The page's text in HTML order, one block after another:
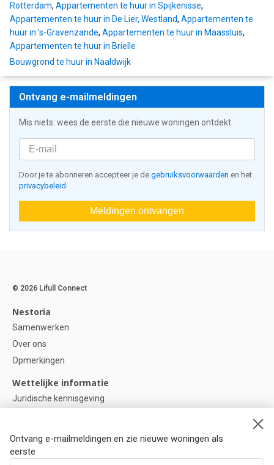
Rotterdam, Appartementen te huur in Spijkenisse,
Appartementen te huur in De Lier, Westland, Appartementen te
huur in 's-Gravenzande, Appartementen te huur in Maassluis,
Appartementen te huur in Brielle
Bouwgrond te huur in Naaldwijk
Ontvang e-mailmeldingen
Mis niets: wees de eerste die nieuwe woningen ontdekt
Door je te abonneren accepteer je de gebruiksvoorwaarden en het
privacybeleid
Meldingen ontvangen
Ontvang e-mailmeldingen en zie nieuwe woningen als
eerste
© 2026 Lifull Connect
Nestoria
Samenwerken
Over ons
Opmerkingen
Wettelijke informatie
Juridische kennisgeving
Cookie instellingen